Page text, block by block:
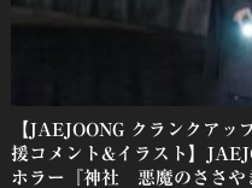
【JAEJOONG クランクア
援コメント&イラスト】
ホラー『神社 悪魔のささや